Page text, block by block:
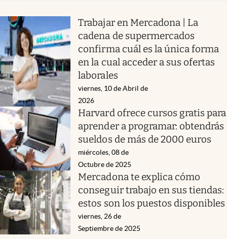
Trabajar en Mercadona | La
cadena de supermercados
confirma cuál es la única forma
en la cual acceder a sus ofertas
laborales
viernes, 10 de Abril de
2026
Harvard ofrece cursos gratis para
aprender a programar: obtendrás
sueldos de más de 2000 euros
miércoles, 08 de
Octubre de 2025
Mercadona te explica cómo
conseguir trabajo en sus tiendas:
estos son los puestos disponibles
viernes, 26 de
Septiembre de 2025